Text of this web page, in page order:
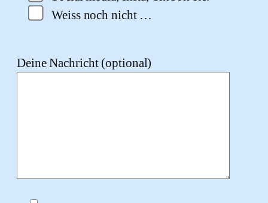
Weiss noch nicht …
Deine Nachricht (optional)